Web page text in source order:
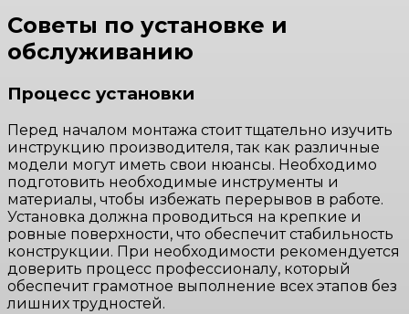
Советы по установке и
обслуживанию
Процесс установки
Перед началом монтажа стоит тщательно изучить
инструкцию производителя, так как различные
модели могут иметь свои нюансы. Необходимо
подготовить необходимые инструменты и
материалы, чтобы избежать перерывов в работе.
Установка должна проводиться на крепкие и
ровные поверхности, что обеспечит стабильность
конструкции. При необходимости рекомендуется
доверить процесс профессионалу, который
обеспечит грамотное выполнение всех этапов без
лишних трудностей.